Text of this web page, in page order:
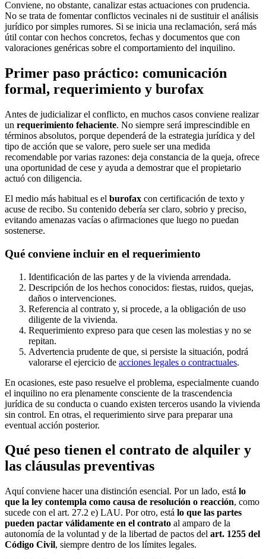
Conviene, no obstante, canalizar estas actuaciones con prudencia.
No se trata de fomentar conflictos vecinales ni de sustituir el análisis
jurídico por simples rumores. Si se inicia una reclamación, será más
útil contar con hechos concretos, fechas y documentos que con
valoraciones genéricas sobre el comportamiento del inquilino.
Primer paso práctico: comunicación
formal, requerimiento y burofax
Antes de judicializar el conflicto, en muchos casos conviene realizar
un requerimiento fehaciente. No siempre será imprescindible en
términos absolutos, porque dependerá de la estrategia jurídica y del
tipo de acción que se valore, pero suele ser una medida
recomendable por varias razones: deja constancia de la queja, ofrece
una oportunidad de cese y ayuda a demostrar que el propietario
actuó con diligencia.
El medio más habitual es el burofax con certificación de texto y
acuse de recibo. Su contenido debería ser claro, sobrio y preciso,
evitando amenazas vacías o afirmaciones que luego no puedan
sostenerse.
Qué conviene incluir en el requerimiento
Identificación de las partes y de la vivienda arrendada.
Descripción de los hechos conocidos: fiestas, ruidos, quejas,
daños o intervenciones.
Referencia al contrato y, si procede, a la obligación de uso
diligente de la vivienda.
Requerimiento expreso para que cesen las molestias y no se
repitan.
Advertencia prudente de que, si persiste la situación, podrá
valorarse el ejercicio de acciones legales o contractuales.
En ocasiones, este paso resuelve el problema, especialmente cuando
el inquilino no era plenamente consciente de la trascendencia
jurídica de su conducta o cuando existen terceros usando la vivienda
sin control. En otras, el requerimiento sirve para preparar una
eventual acción posterior.
Qué peso tienen el contrato de alquiler y
las cláusulas preventivas
Aquí conviene hacer una distinción esencial. Por un lado, está lo
que la ley contempla como causa de resolución o reacción, como
sucede con el art. 27.2 e) LAU. Por otro, está lo que las partes
pueden pactar válidamente en el contrato al amparo de la
autonomía de la voluntad y de la libertad de pactos del art. 1255 del
Código Civil, siempre dentro de los límites legales.